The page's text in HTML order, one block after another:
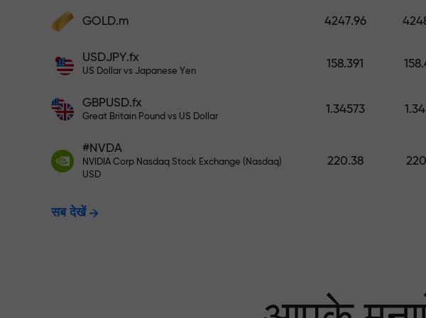
फंड्स डिपॉज़िट करें और अपने डिपॉज़िट से 1,000 गुना
डिपॉज़िट, उतना बड़ा मल्टिप्लायर।
अपने खाते में $333 जमा करें — और $1,500 तक का
रिस्क-फ्री ट्रेडिंग — हम
X1000 तक बोनस — मार्केट में
GOLD.m 4247.96
USDJPY.fx
US Dollar vs Japanese Yen
158.391
GBPUSD.fx
Great Britain Pound vs US Dollar
1.34573
#NVDA
NVIDIA Corp Nasdaq Stock Exchange (Nasdaq)
USD
220.38
सब देखें